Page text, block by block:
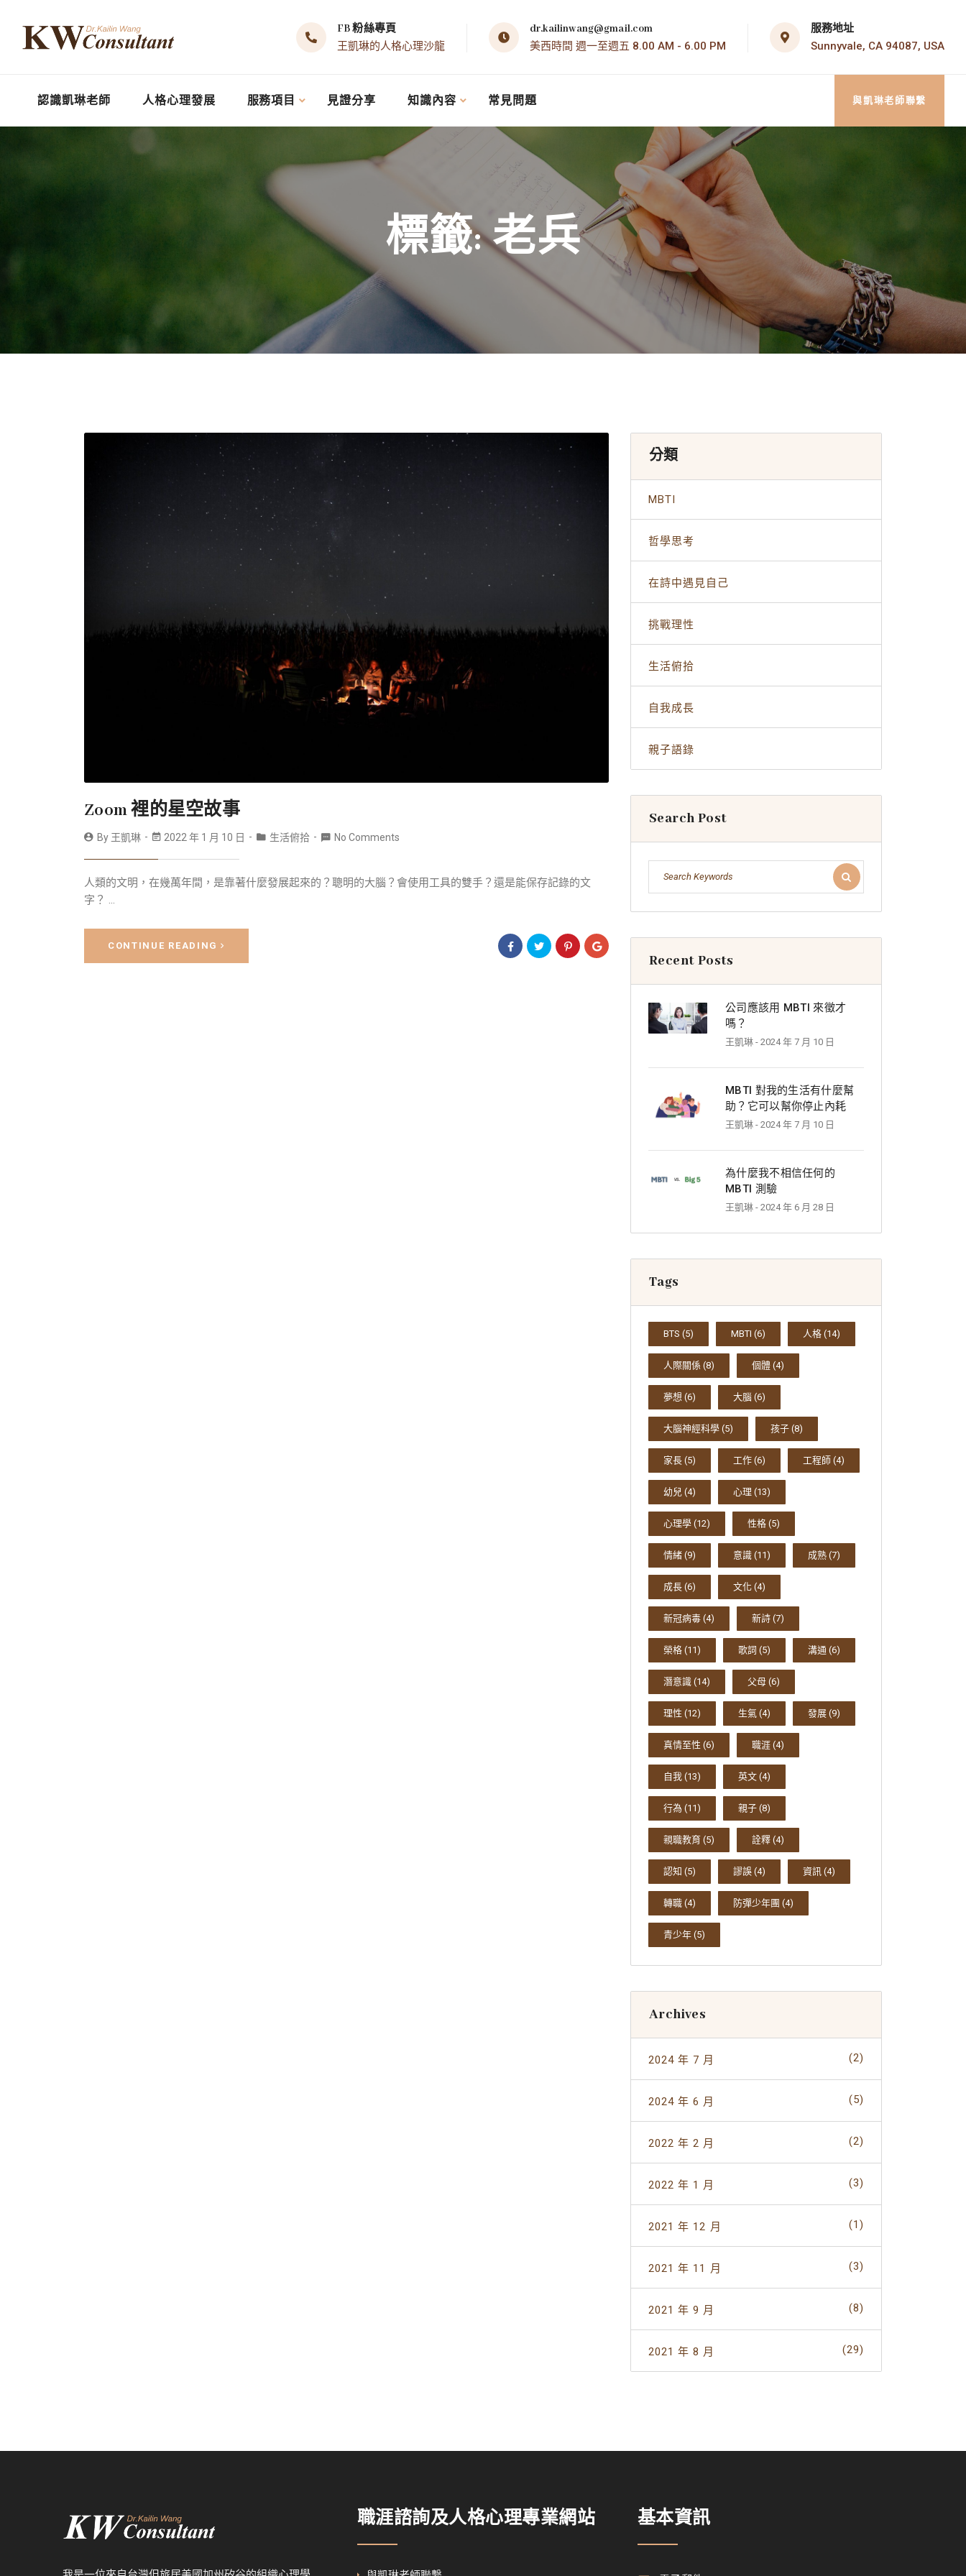
FB 粉絲專頁
王凱琳的人格心理沙龍
dr.kailinwang@gmail.com
美西時間 週一至週五 8.00 AM - 6.00 PM
服務地址
Sunnyvale, CA 94087, USA
認識凱琳老師 人格心理發展 服務項目 見證分享 知識內容 常見問題 與凱琳老師聯繫
標籤:老兵
Zoom 裡的星空故事
By 王凱琳 2022 年 1 月 10 日 生活俯拾 No Comments
人類的文明，在幾萬年間，是靠著什麼發展起來的？聰明的大腦？會使用工具的雙手？還是能保存記錄的文
字？ ...
CONTINUE READING
分類
MBTI
哲學思考
在詩中遇見自己
挑戰理性
生活俯拾
自我成長
親子語錄
Search Post
Recent Posts
公司應該用 MBTI 來徵才
嗎？
王凱琳 - 2024 年 7 月 10 日
MBTI 對我的生活有什麼幫
助？它可以幫你停止內耗
王凱琳 - 2024 年 7 月 10 日
為什麼我不相信任何的
MBTI 測驗
王凱琳 - 2024 年 6 月 28 日
Tags
BTS (5) MBTI (6) 人格 (14)
人際關係 (8) 個體 (4)
夢想 (6) 大腦 (6)
大腦神經科學 (5) 孩子 (8)
家長 (5) 工作 (6) 工程師 (4)
幼兒 (4) 心理 (13)
心理學 (12) 性格 (5)
情緒 (9) 意識 (11) 成熟 (7)
成長 (6) 文化 (4)
新冠病毒 (4) 新詩 (7)
榮格 (11) 歌詞 (5) 溝通 (6)
潛意識 (14) 父母 (6)
理性 (12) 生氣 (4) 發展 (9)
真情至性 (6) 職涯 (4)
自我 (13) 英文 (4)
行為 (11) 親子 (8)
親職教育 (5) 詮釋 (4)
認知 (5) 謬誤 (4) 資訊 (4)
轉職 (4) 防彈少年團 (4)
青少年 (5)
Archives
2024 年 7 月 (2)
2024 年 6 月 (5)
2022 年 2 月 (2)
2022 年 1 月 (3)
2021 年 12 月 (1)
2021 年 11 月 (3)
2021 年 9 月 (8)
2021 年 8 月 (29)
職涯諮詢及人格心理專業網站 基本資訊